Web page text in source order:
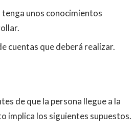
unos conocimientos
cuentas que deberá realizar.
de que la persona llegue a la
implica los siguientes supuestos.